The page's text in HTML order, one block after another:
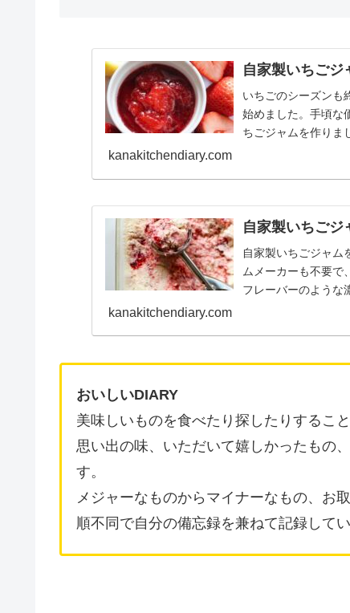
自家製いちごジ
いちごのシーズンも
始めました。手頃な
ちごジャムを作りま
kanakitchendiary.com
自家製いちごジ
自家製いちごジャム
ムメーカーも不要で
フレーバーのような
kanakitchendiary.com
おいしいDIARY
美味しいものを食べたり探したりするこ
思い出の味、いただいて嬉しかったもの
す。
メジャーなものからマイナーなもの、お
順不同で自分の備忘録を兼ねて記録してい